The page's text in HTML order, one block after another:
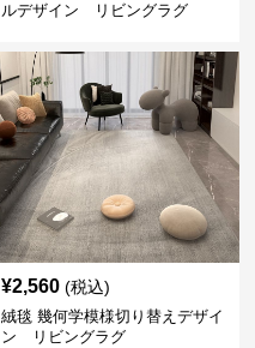
ルデザイン リビングラグ
¥2,560 (税込)
絨毯 幾何学模様切り替えデザイ
ン リビングラグ